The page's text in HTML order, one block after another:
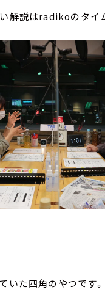
解説はradikoのタイ
いた四角のやつです。